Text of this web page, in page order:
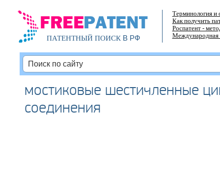
ПАТЕНТНЫЙ ПОИСКВ РФ
Терминология и
Как получить
Роспатент -
Международная
мостиковые шестичленные
соединения